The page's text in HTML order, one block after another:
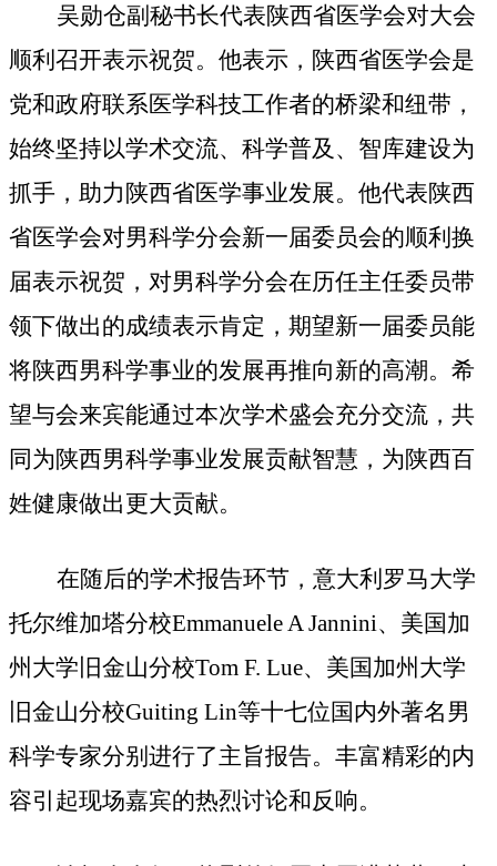
吴勋仓副秘书长代表陕西省医学会对大会
顺利召开表示祝贺。他表示，陕西省医学会是
党和政府联系医学科技工作者的桥梁和纽带，
始终坚持以学术交流、科学普及、智库建设为
抓手，助力陕西省医学事业发展。他代表陕西
省医学会对男科学分会新一届委员会的顺利换
届表示祝贺，对男科学分会在历任主任委员带
领下做出的成绩表示肯定，期望新一届委员能
将陕西男科学事业的发展再推向新的高潮。希
望与会来宾能通过本次学术盛会充分交流，共
同为陕西男科学事业发展贡献智慧，为陕西百
姓健康做出更大贡献。
在随后的学术报告环节，意大利罗马大学
托尔维加塔分校Emmanuele A Jannini、美国加
州大学旧金山分校Tom F. Lue、美国加州大学
旧金山分校Guiting Lin等十七位国内外著名男
科学专家分别进行了主旨报告。丰富精彩的内
容引起现场嘉宾的热烈讨论和反响。